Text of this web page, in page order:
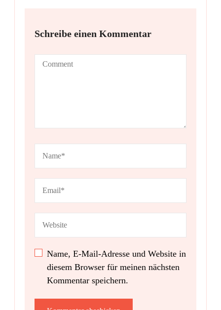
Schreibe einen Kommentar
Name, E-Mail-Adresse und Website in
diesem Browser für meinen nächsten
Kommentar speichern.